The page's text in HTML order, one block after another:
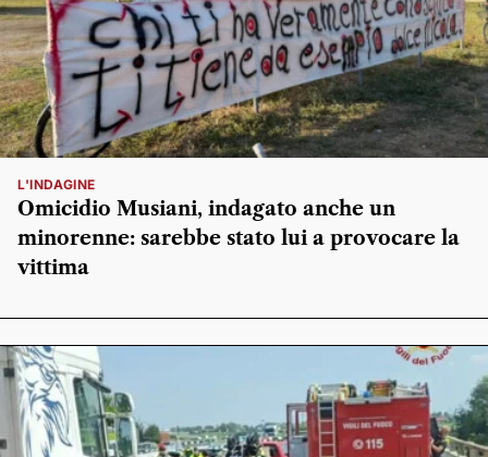
L'INDAGINE
Omicidio Musiani, indagato anche un
minorenne: sarebbe stato lui a provocare la
vittima